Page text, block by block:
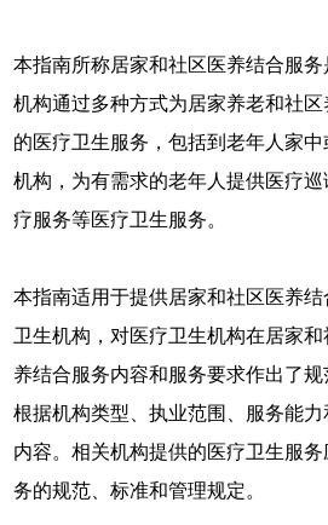
本指南所称居家和社区医养结合服
机构通过多种方式为居家养老和社
的医疗卫生服务，包括到老年人家
机构，为有需求的老年人提供医疗
疗服务等医疗卫生服务。
本指南适用于提供居家和社区医养
卫生机构，对医疗卫生机构在居家
养结合服务内容和服务要求作出了
根据机构类型、执业范围、服务能
内容。相关机构提供的医疗卫生服
务的规范、标准和管理规定。